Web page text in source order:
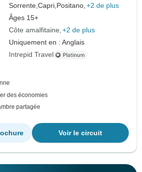
Sorrente,Capri, Positano, +2 de plus
Âges 15+
Côte amalfitaine +2 de plus
Uniquement en : Anglais
Intrepid Travel
des économies
partagée
Voir le circuit